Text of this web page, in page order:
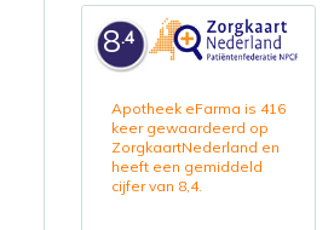
8.4
Apotheek eFarma is 416
keer gewaardeerd op
ZorgkaartNederland en
heeft een gemiddeld
cijfer van 8,4.